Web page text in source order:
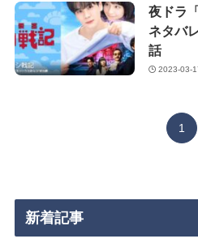
夜ドラ
ネタバ
話
2023-03-
1
新着記事